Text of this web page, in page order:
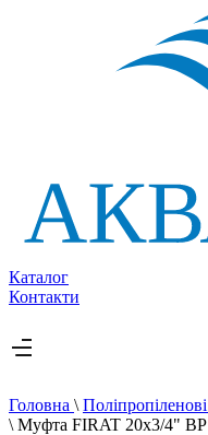
Каталог
Контакти
Головна \
\ Муфта FIRAT 20х3/4" ВР